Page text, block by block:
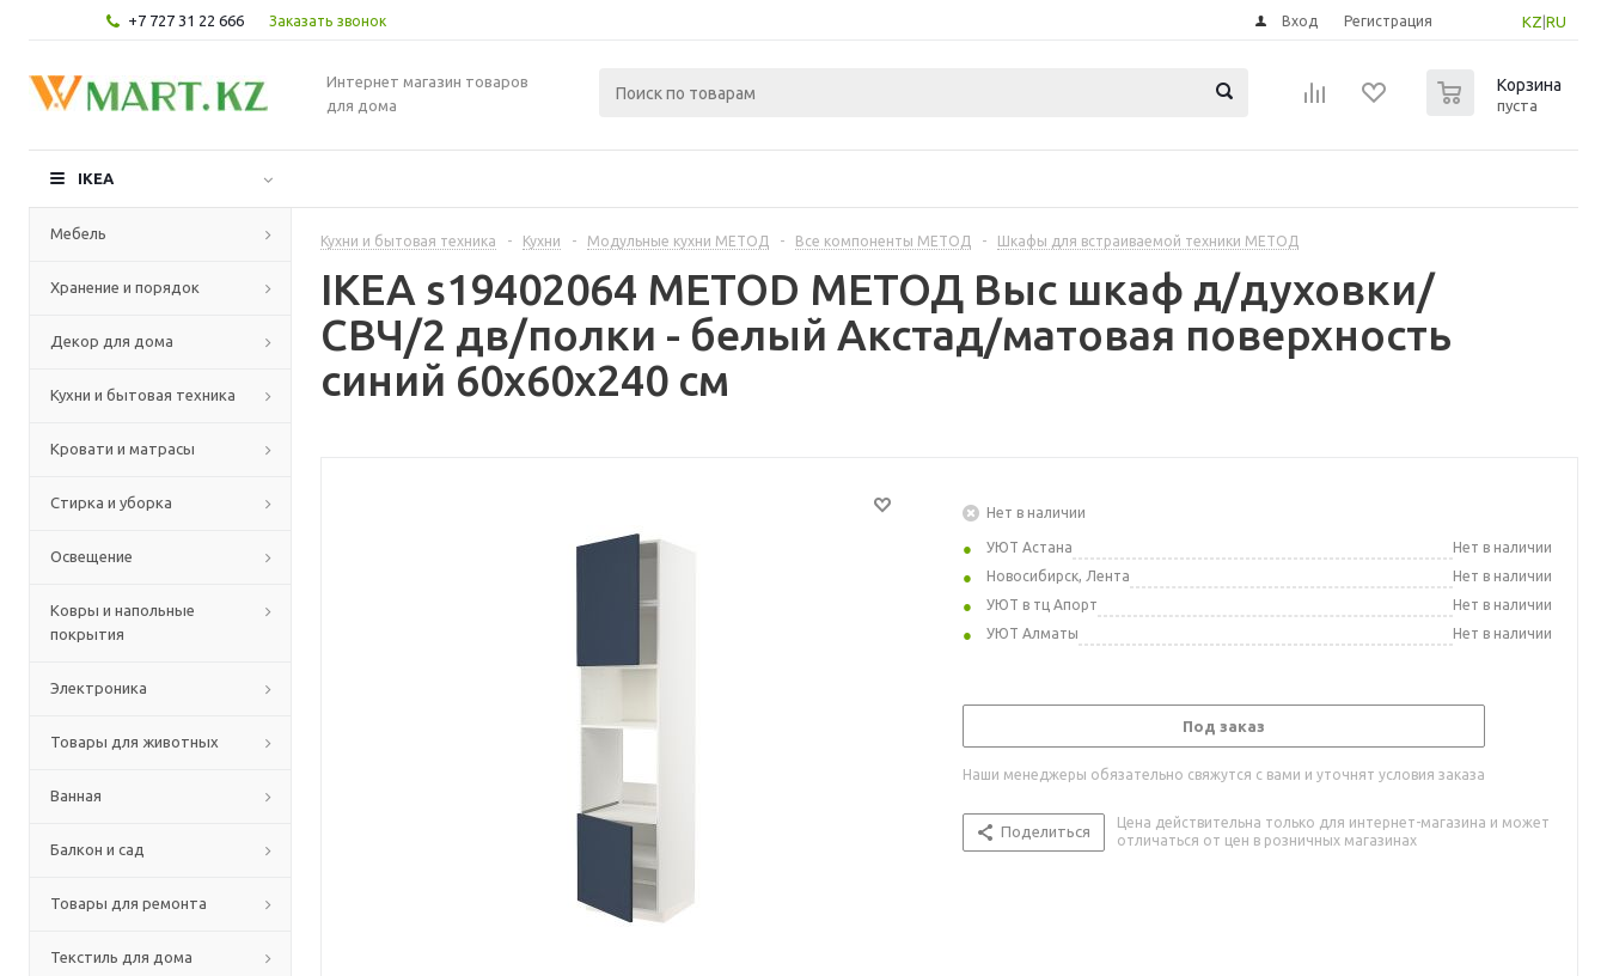
+7 727 31 22 666 Заказать звонок KZ RU
Вход Регистрация
Интернет магазин товаров
для дома
Корзина
пуста
IKEA
Мебель
Хранение и порядок
Декор для дома
Кухни и бытовая техника
Кровати и матрасы
Стирка и уборка
Освещение
Ковры и напольные
покрытия
Электроника
Товары для животных
Ванная
Балкон и сад
Товары для ремонта
Текстиль для дома
Кухни и бытовая техника - Кухни - Модульные кухни МЕТОД - Все компоненты МЕТОД - Шкафы для встраиваемой техники МЕТОД
IKEA s19402064 METOD МЕТОД Выс шкаф д/духовки/
СВЧ/2 дв/полки - белый Акстад/матовая поверхность
синий 60x60x240 см
Нет в наличии
УЮТ Астана
Нет в наличии
Новосибирск, Лента
Нет в наличии
УЮТ в тц Апорт
Нет в наличии
УЮТ Алматы
Нет в наличии
Под заказ
Наши менеджеры обязательно свяжутся с вами и уточнят условия заказа
Поделиться
Цена действительна только для интернет-магазина и может
отличаться от цен в розничных магазинах